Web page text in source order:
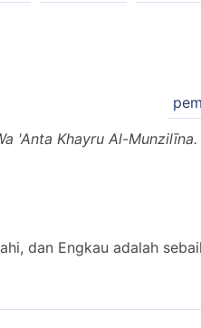
'Anta Khayru Al-
dan Engkau adalah